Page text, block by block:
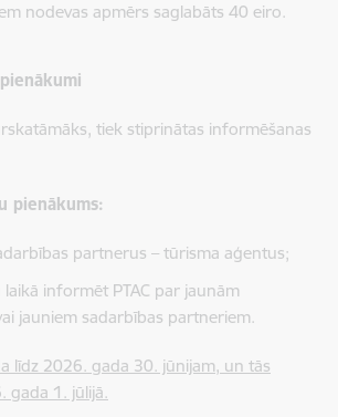
nodevas apmērs saglabāts 40 eiro.
tiek stiprinātas informēšanas
pienākums:
partnerus – tūrisma aģentus;
informēt PTAC par jaunām
jauniem sadarbības partneriem.
līdz 2026. gada 30. jūnijam, un tās
gada 1. jūlijā.